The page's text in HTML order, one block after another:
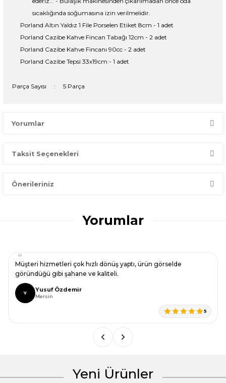
sıcaklığında soğumasına izin verilmelidir.
Porland Altın Yaldız 1 File Porselen Etiket 8cm - 1 adet
Porland Cazibe Kahve Fincan Tabağı 12cm - 2 adet
Porland Cazibe Kahve Fincanı 90cc - 2 adet
Porland Cazibe Tepsi 33x19cm - 1 adet
Parça Sayısı : 5 Parça
Yorumlar
Bir dakikanızı ayırın, yorumunuzla başkalarının doğru seçim
Taksit Seçenekleri
Önerileriniz
konularda yetersiz gördüğünüz noktaları öneri formunu
kullanarak tarafımıza iletebilirsiniz.
Ürün resmi kalitesiz, bozuk veya görüntülenemiyor.
Ürün açıklamasında eksik bilgiler bulunuyor.
Ürün bilgilerinde hatalar bulunuyor.
Ürün fiyatı diğer sitelerden daha pahalı.
Yorumlar
Müşteri hizmetleri çok hızlı dönüş yaptı, ürün görselde
göründüğü gibi şahane ve kaliteli.
Y Yusuf Özdemir
Mersin
5
Yeni Ürünler